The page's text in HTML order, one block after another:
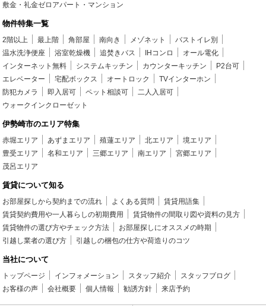
敷金・礼金ゼロアパート・マンション
物件特集一覧
2階以上 最上階 角部屋 南向き メゾネット
バストイレ別
温水洗浄便座
浴室乾燥機 追焚きバス IHコンロ
オール電化
インターネット無料
システムキッチン カウンターキッチン
P2台可
エレベーター
宅配ボックス オートロック
TVインターホン
防犯カメラ
即入居可 ペット相談可
二人入居可
ウォークインクローゼット
伊勢崎市のエリア特集
赤堀エリア あずまエリア 殖蓮エリア 北エリア
境エリア
豊受エリア
名和エリア 三郷エリア 南エリア
宮郷エリア
茂呂エリア
賃貸について知る
お部屋探しから契約までの流れ よくある質問
賃貸用語集
賃貸契約費用や一人暮らしの初期費用
賃貸物件の間取り図や資料の見方
賃貸物件の選び方やチェック方法
お部屋探しにオススメの時期
引越し業者の選び方
引越しの梱包の仕方や荷造りのコツ
当社について
トップページ インフォメーション スタッフ紹介
スタッフブログ
お客様の声
会社概要 個人情報 勧誘方針 来店予約